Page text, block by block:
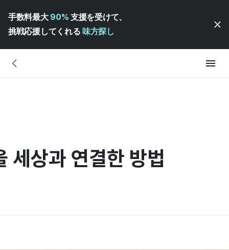
手数料最大 90% 支援を受けて、
挑戦応援してくれる 味方探し
세상과 연결한 방법